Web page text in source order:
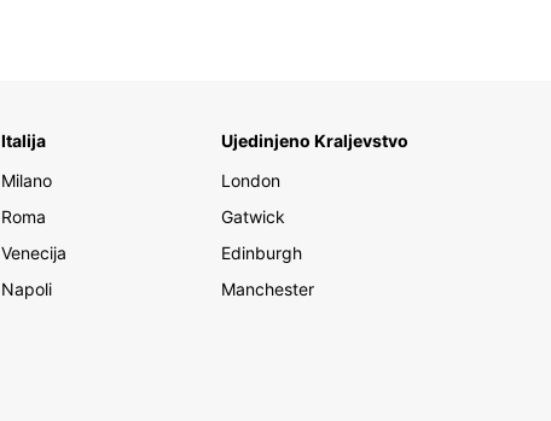
Italija
Milano
Roma
Venecija
Napoli
Ujedinjeno Kraljevstvo
London
Gatwick
Edinburgh
Manchester